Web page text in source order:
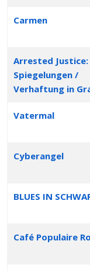
Carmen
Arrested Justice:
Spiegelungen /
Verhaftung in
Vatermal
Cyberangel
BLUES IN
Café Populaire